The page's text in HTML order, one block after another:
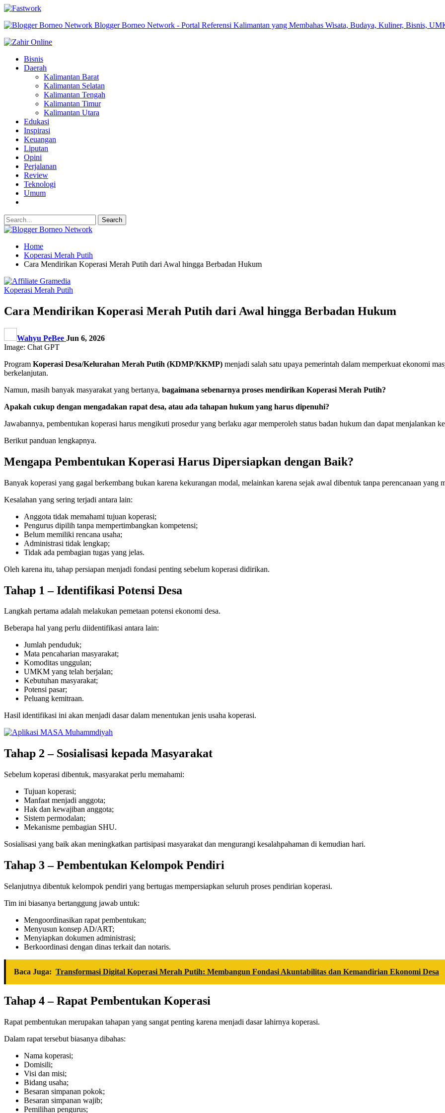
Blogger Borneo Network - Portal Referensi Kalimantan yang Membahas Wisata, Budaya, Kuliner, Bisnis,
Bisnis
Daerah
Kalimantan Barat
Kalimantan Selatan
Kalimantan Tengah
Kalimantan Timur
Kalimantan Utara
Edukasi
Inspirasi
Keuangan
Liputan
Opini
Perjalanan
Review
Teknologi
Umum
Home
Koperasi Merah Putih
Cara Mendirikan Koperasi Merah Putih dari Awal hingga Berbadan Hukum
Koperasi Merah Putih
Cara Mendirikan Koperasi Merah Putih dari Awal hingga Berbadan Hukum
Wahyu PeBee Jun 6, 2026
Image: Chat GPT
Program Koperasi Desa/Kelurahan Merah Putih (KDMP/KKMP) menjadi salah satu upaya pemerintah dalam memperkuat ekonomi
berkelanjutan.
Namun, masih banyak masyarakat yang bertanya, bagaimana sebenarnya proses mendirikan Koperasi Merah Putih?
Apakah cukup dengan mengadakan rapat desa, atau ada tahapan hukum yang harus dipenuhi?
Jawabannya, pembentukan koperasi harus mengikuti prosedur yang berlaku agar memperoleh status badan hukum dan dapat menjalankan
Berikut panduan lengkapnya.
Mengapa Pembentukan Koperasi Harus Dipersiapkan dengan Baik?
Banyak koperasi yang gagal berkembang bukan karena kekurangan modal, melainkan karena sejak awal dibentuk tanpa perencanaan yang
Kesalahan yang sering terjadi antara lain:
Anggota tidak memahami tujuan koperasi;
Pengurus dipilih tanpa mempertimbangkan kompetensi;
Belum memiliki rencana usaha;
Administrasi tidak lengkap;
Tidak ada pembagian tugas yang jelas.
Oleh karena itu, tahap persiapan menjadi fondasi penting sebelum koperasi didirikan.
Tahap 1 – Identifikasi Potensi Desa
Langkah pertama adalah melakukan pemetaan potensi ekonomi desa.
Beberapa hal yang perlu diidentifikasi antara lain:
Jumlah penduduk;
Mata pencaharian masyarakat;
Komoditas unggulan;
UMKM yang telah berjalan;
Kebutuhan masyarakat;
Potensi pasar;
Peluang kemitraan.
Hasil identifikasi ini akan menjadi dasar dalam menentukan jenis usaha koperasi.
Tahap 2 – Sosialisasi kepada Masyarakat
Sebelum koperasi dibentuk, masyarakat perlu memahami:
Tujuan koperasi;
Manfaat menjadi anggota;
Hak dan kewajiban anggota;
Sistem permodalan;
Mekanisme pembagian SHU.
Sosialisasi yang baik akan meningkatkan partisipasi masyarakat dan mengurangi kesalahpahaman di kemudian hari.
Tahap 3 – Pembentukan Kelompok Pendiri
Selanjutnya dibentuk kelompok pendiri yang bertugas mempersiapkan seluruh proses pendirian koperasi.
Tim ini biasanya bertanggung jawab untuk:
Mengoordinasikan rapat pembentukan;
Menyusun konsep AD/ART;
Menyiapkan dokumen administrasi;
Berkoordinasi dengan dinas terkait dan notaris.
Baca Juga: Transformasi Digital Koperasi Merah Putih: Membangun Fondasi Akuntabilitas dan Kemandirian Ekonomi Desa
Tahap 4 – Rapat Pembentukan Koperasi
Rapat pembentukan merupakan tahapan yang sangat penting karena menjadi dasar lahirnya koperasi.
Dalam rapat tersebut biasanya dibahas:
Nama koperasi;
Domisili;
Visi dan misi;
Bidang usaha;
Besaran simpanan pokok;
Besaran simpanan wajib;
Pemilihan pengurus;